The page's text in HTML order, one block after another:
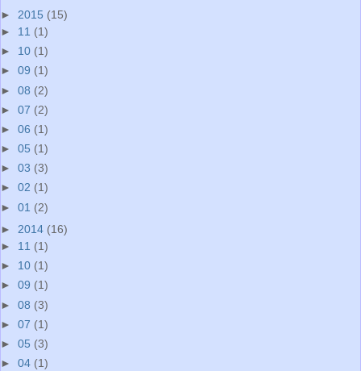
► 2015 (15)
► 11 (1)
► 10 (1)
► 09 (1)
► 08 (2)
► 07 (2)
► 06 (1)
► 05 (1)
► 03 (3)
► 02 (1)
► 01 (2)
► 2014 (16)
► 11 (1)
► 10 (1)
► 09 (1)
► 08 (3)
► 07 (1)
► 05 (3)
► 04 (1)